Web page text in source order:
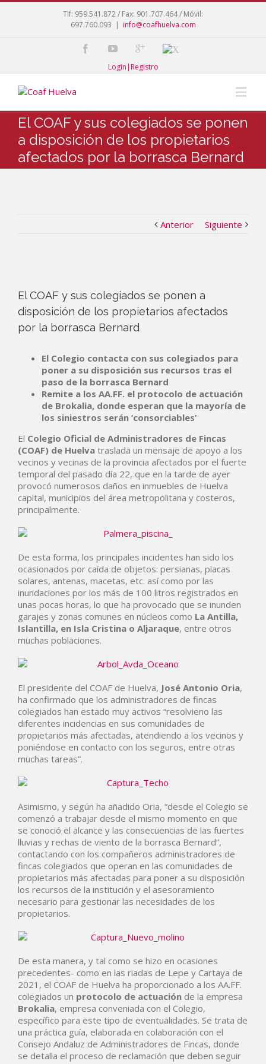
Tlf: 959.541.872 / Fax: 901.707.464 / Móvil:
697.760.093 | info@coafhuelva.com
Login|Registro
El COAF y sus colegiados se ponen
a disposición de los propietarios
afectados por la borrasca Bernard
Anterior Siguiente
El COAF y sus colegiados se ponen a
disposición de los propietarios afectados
por la borrasca Bernard
El Colegio contacta con sus colegiados para
poner a su disposición sus recursos tras el
paso de la borrasca Bernard
Remite a los AA.FF. el protocolo de actuación
de Brokalia, donde esperan que la mayoría de
los siniestros serán ‘consorciables’
El Colegio Oficial de Administradores de Fincas
(COAF) de Huelva traslada un mensaje de apoyo a los
vecinos y vecinas de la provincia afectados por el fuerte
temporal del pasado día 22, que en la tarde de ayer
provocó numerosos daños en inmuebles de Huelva
capital, municipios del área metropolitana y costeros,
principalmente.
De esta forma, los principales incidentes han sido los
ocasionados por caída de objetos: persianas, placas
solares, antenas, macetas, etc. así como por las
inundaciones por los más de 100 litros registrados en
unas pocas horas, lo que ha provocado que se inunden
garajes y zonas comunes en núcleos como La Antilla,
Islantilla, en Isla Cristina o Aljaraque, entre otros
muchas poblaciones.
El presidente del COAF de Huelva, José Antonio Oria,
ha confirmado que los administradores de fincas
colegiados han estado muy activos “resolvieno las
diferentes incidencias en sus comunidades de
propietarios más afectadas, atendiendo a los vecinos y
poniéndose en contacto con los seguros, entre otras
muchas tareas”.
Asimismo, y según ha añadido Oria, “desde el Colegio se
comenzó a trabajar desde el mismo momento en que
se conoció el alcance y las consecuencias de las fuertes
lluvias y rechas de viento de la borrasca Bernard”,
contactando con los compañeros administradores de
fincas colegiados que operan en las comunidades de
propietarios más afectadas para poner a su disposición
los recursos de la institución y el asesoramiento
necesario para gestionar las necesidades de los
propietarios.
De esta manera, y tal como se hizo en ocasiones
precedentes- como en las riadas de Lepe y Cartaya de
2021, el COAF de Huelva ha proporcionado a los AA.FF.
colegiados un protocolo de actuación de la empresa
Brokalia, empresa conveniada con el Colegio,
específico para este tipo de eventualidades. Se trata de
una práctica guía, elaborada en colaboración con el
Consejo Andaluz de Administradores de Fincas, donde
se detalla el proceso de reclamación que deben seguir